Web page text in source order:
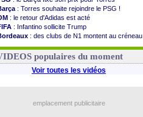
: Torres souhaite rejoindre le PSG !
: le retour d'Adidas est acté
: Infantino sollicite Trump
: des clubs de N1 montent au créneau
: le démenti de Leipzig pour Diomandé
populaires du moment
Voir toutes les vidéos
emplacement publicitaire